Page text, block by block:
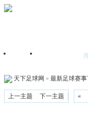
首页
天下足球网 » 最新足球赛事
上一主题 下一主题 «